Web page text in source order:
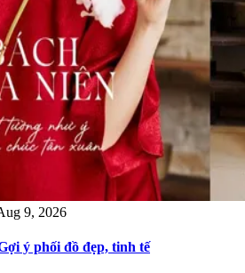
9, 2026
ý phối đồ đẹp, tinh tế